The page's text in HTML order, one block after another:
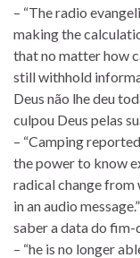
– “The radio
making the
that no matter how
still withhold
Deus não lhe deu
culpou Deus pelas
– “Camping
the power to know
radical change from
in an audio
saber a data do fim-
– “he is no longer